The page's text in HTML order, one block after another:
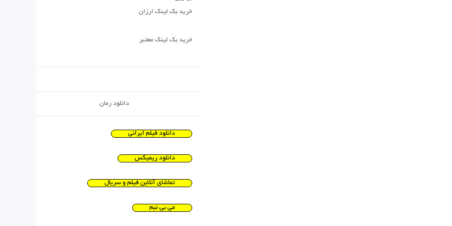
خرید بک لینک ارزان
خرید بک لینک معتبر
دانلود رمان
دانلود فیلم ایرانی
دانلود ریمیکس
تماشای آنلاین فیلم و سریال
می بی نیم